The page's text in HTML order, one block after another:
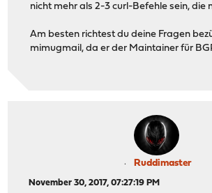
nicht mehr als 2-3 curl-Befehle sein, die
Am besten richtest du deine Fragen
mimugmail, da er der Maintainer für
Ruddimaster
November 30, 2017, 07:27:19 PM